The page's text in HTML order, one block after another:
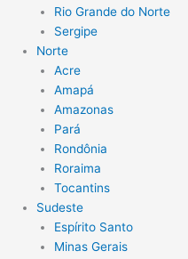
Rio Grande do Norte
Sergipe
Norte
Acre
Amapá
Amazonas
Pará
Rondônia
Roraima
Tocantins
Sudeste
Espírito Santo
Minas Gerais